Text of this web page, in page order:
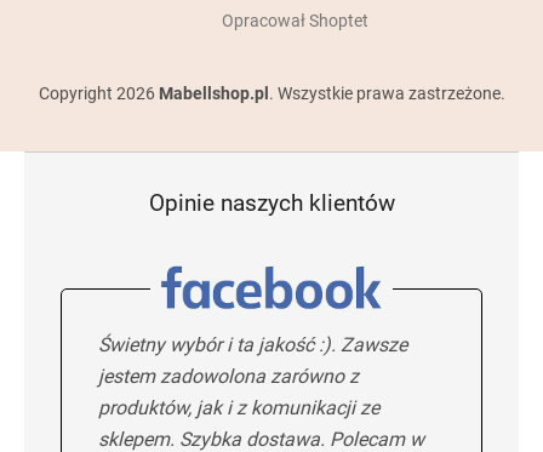
Opracował Shoptet
Copyright 2026 Mabellshop.pl . Wszystkie prawa zastrzeżone.
Opinie naszych klientów
Świetny wybór i ta jakość :). Zawsze
jestem zadowolona zarówno z
produktów, jak i z komunikacji ze
sklepem. Szybka dostawa. Polecam w